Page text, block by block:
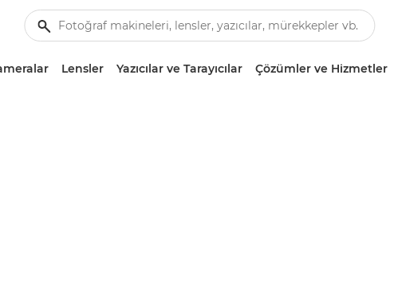
Lensler Yazıcılar ve Tarayıcılar Çözümler ve Hizmetler